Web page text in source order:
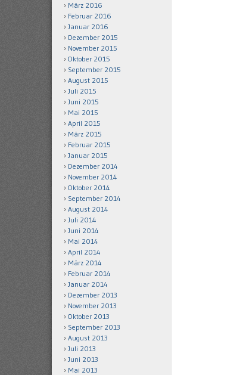
März 2016
Februar 2016
Januar 2016
Dezember 2015
November 2015
Oktober 2015
September 2015
August 2015
Juli 2015
Juni 2015
Mai 2015
April 2015
März 2015
Februar 2015
Januar 2015
Dezember 2014
November 2014
Oktober 2014
September 2014
August 2014
Juli 2014
Juni 2014
Mai 2014
April 2014
März 2014
Februar 2014
Januar 2014
Dezember 2013
November 2013
Oktober 2013
September 2013
August 2013
Juli 2013
Juni 2013
Mai 2013